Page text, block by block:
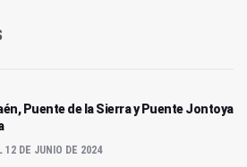
Puente de la Sierra y Puente Jontoya
12 DE JUNIO DE 2024